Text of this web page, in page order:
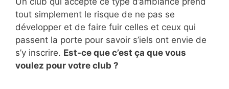
tout simplement le risque de ne pas se
développer et de faire fuir celles et ceux qui
passent la porte pour savoir s’iels ont envie de
s’y inscrire. Est-ce que c’est ça que vous
voulez pour votre club ?